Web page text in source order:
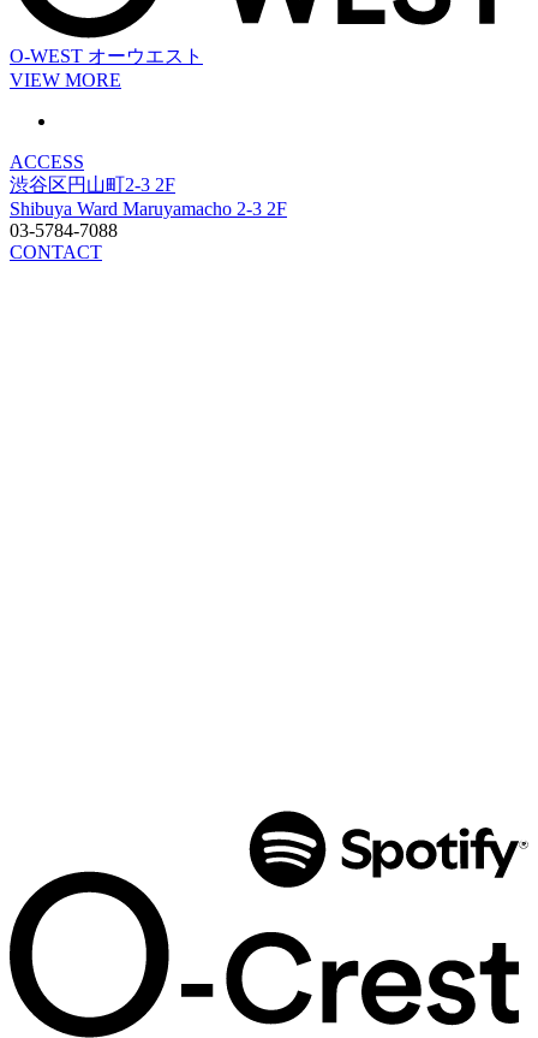
O-WEST オーウエスト
VIEW MORE
ACCESS
渋谷区円山町2-3 2F
Shibuya Ward Maruyamacho 2-3 2F
03-5784-7088
CONTACT